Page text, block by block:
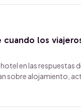
cuando los
en las respuestas
sobre alojamiento,